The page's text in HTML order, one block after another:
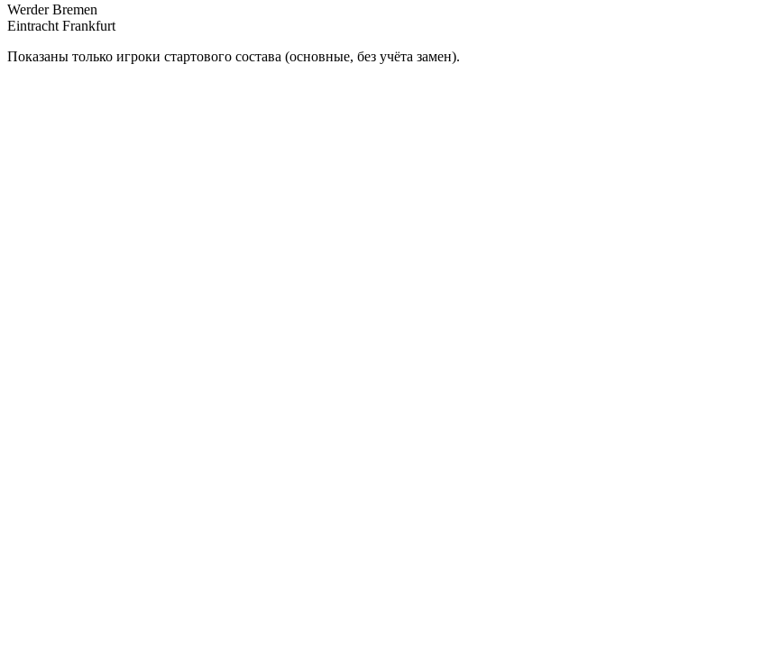
Werder Bremen
Eintracht Frankfurt
Показаны только игроки стартового состава (основные, без учёта замен).